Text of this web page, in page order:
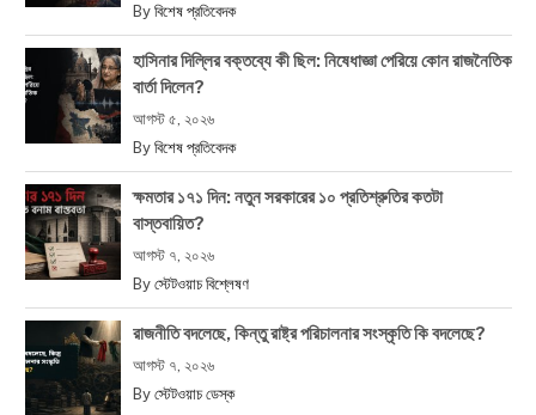
By বিশেষ প্রতিবেদক
হাসিনার দিল্লির বক্তব্যে কী ছিল: নিষেধাজ্ঞা পেরিয়ে কোন রাজনৈতিক
বার্তা দিলেন?
আগস্ট ৫, ২০২৬
By বিশেষ প্রতিবেদক
ক্ষমতার ১৭১ দিন: নতুন সরকারের ১০ প্রতিশ্রুতির কতটা
বাস্তবায়িত?
আগস্ট ৭, ২০২৬
By স্টেটওয়াচ বিশ্লেষণ
রাজনীতি বদলেছে, কিন্তু রাষ্ট্র পরিচালনার সংস্কৃতি কি বদলেছে?
আগস্ট ৭, ২০২৬
By স্টেটওয়াচ ডেস্ক